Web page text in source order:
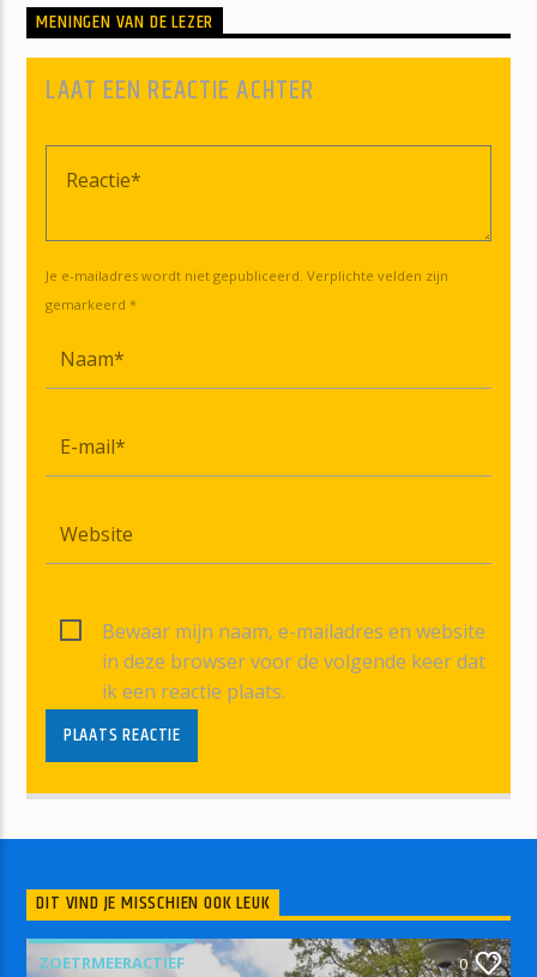
MENINGEN VAN DE LEZER
LAAT EEN REACTIE ACHTER
Je e-mailadres wordt niet gepubliceerd. Verplichte velden zijn
gemarkeerd *
Bewaar mijn naam, e-mailadres en website
in deze browser voor de volgende keer dat
ik een reactie plaats.
DIT VIND JE MISSCHIEN OOK LEUK
ZOETRMEERACTIEF 0